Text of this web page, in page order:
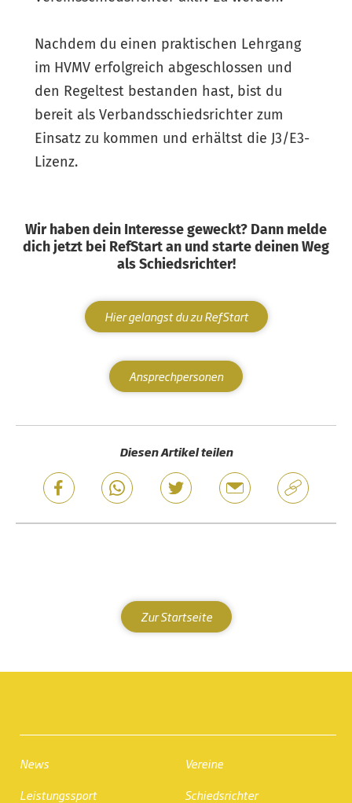
Nachdem du einen praktischen Lehrgang
im HVMV erfolgreich abgeschlossen und
den Regeltest bestanden hast, bist du
bereit als Verbandsschiedsrichter zum
Einsatz zu kommen und erhältst die J3/E3-
Lizenz.
Wir haben dein Interesse geweckt? Dann melde
dich jetzt bei RefStart an und starte deinen Weg
als Schiedsrichter!
Hier gelangst du zu RefStart
Ansprechpersonen
Diesen Artikel teilen
Zur Startseite
News
Leistungssport
Vereine
Schiedsrichter